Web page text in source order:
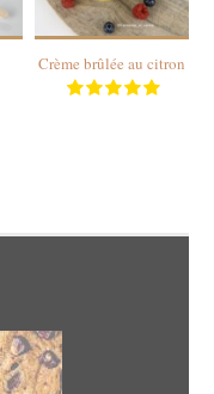
4
5 Min
Crème brûlée au citron